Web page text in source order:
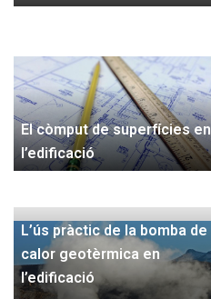
El còmput de superfícies en
l’edificació
L’ús pràctic de la bomba de
calor geotèrmica en
l’edificació